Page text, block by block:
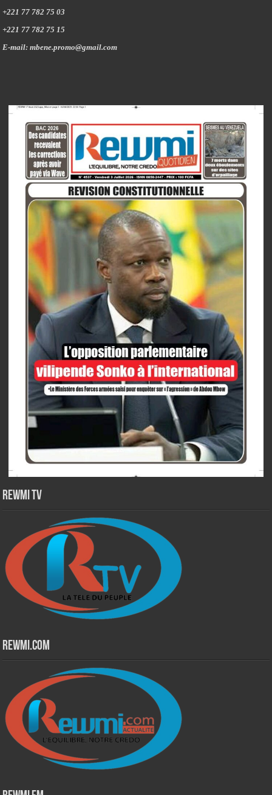
+221 77 782 75 03
+221 77 782 75 15
E-mail: mbene.promo@gmail.com
Rewmi TV
Rewmi.Com